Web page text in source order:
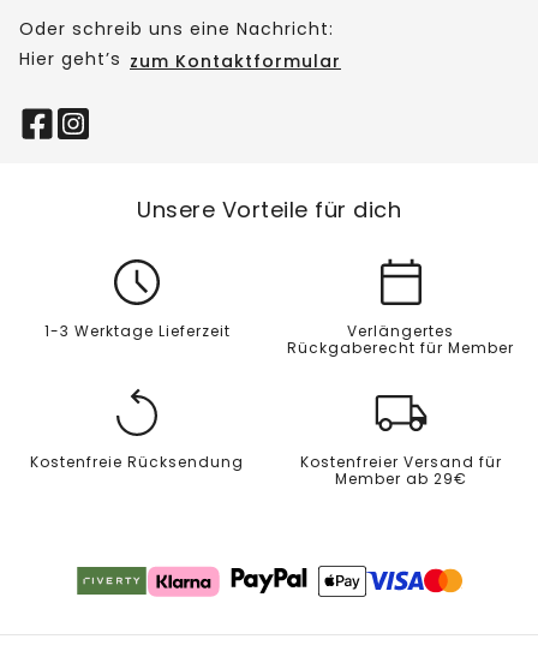
Oder schreib uns eine Nachricht:
Hier geht’s zum Kontaktformular
Unsere Vorteile für dich
1-3 Werktage Lieferzeit
Verlängertes
Rückgaberecht für Member
Kostenfreie Rücksendung
Kostenfreier Versand für
Member ab 29€